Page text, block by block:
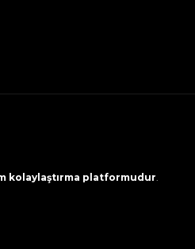
kolaylaştırma platformudur.